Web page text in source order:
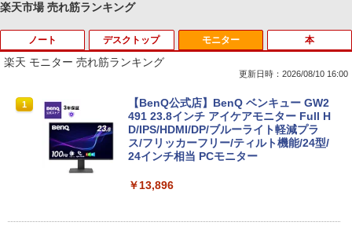
Anker Soundcore P40i オフホワイト
￥7,990
Anker Soundcore P31i ブラック
BRUCE WAYNE feat. Flo Milli, ATL Jacob
[Explicit]
BRUCE WAYNE feat. Flo Milli, ATL Jacob
[Explicit]
￥250
by Amazon 天然水 ラベルレス 500ml ×24本
富士山の天然水 バナジウム含有 水 ミネラル
ウォーター ペットボトル 静岡県産 500ミリリ
￥1,380
【Amazon.co.jp限定】 い・ろ・は・す 2L P
薬屋のひとりごと 17巻 (デジタル版ビッグガ
ンガンコミックス)
ONE PIECE モノクロ版 115 (ジャンプコミッ
クスDIGITAL)
￥594
楽天市場 売れ筋ランキング
ノート
1
【新品】Windows11 ノートパソコン off
ice付き 15.6インチワイド液晶 フルHD I
ntel Pentium GOLD 6500Y メモリ12GB
新品SSD256GB USB3.0 HDMI 日本語配
列キーボード【NC15】
￥39,800
デスクトップ
1
【訳あり品】中古パソコン | NEC | Mate
MKM30B-4 | Windows11 | デスクトップ
| 一年保証 | 第8世代 | Core i5 8500 3.0
(〜最大4.1)GHz | MEM:8GB | SSD:256G
B(NVMe) | DVD-ROM | 無線LAN:あり |
モニター
楽天 モニター 売れ筋ランキング
更新日時：2026/08/10 16:00
1
【BenQ公式店】BenQ ベンキュー GW2
491 23.8インチ アイケアモニター Full H
D/IPS/HDMI/DP/ブルーライト軽減プラ
ス/フリッカーフリー/ティルト機能/24型/
24インチ相当 PCモニター
￥13,896
本